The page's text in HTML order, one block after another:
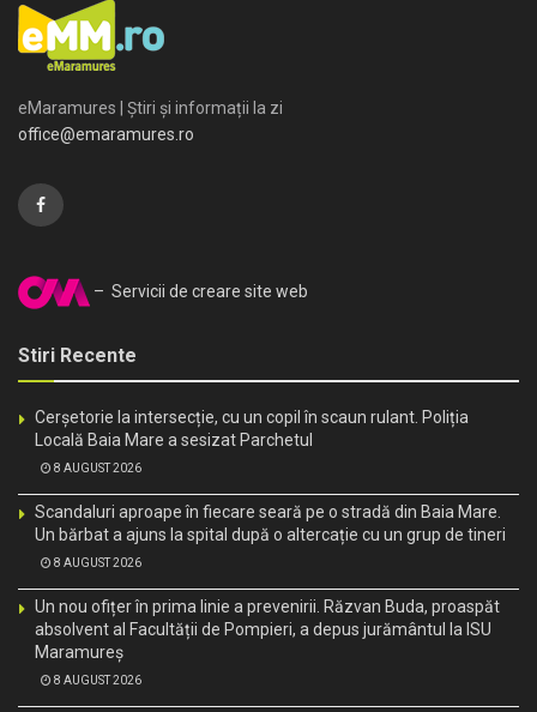
eMaramures | Știri și informații la zi
office@emaramures.ro
– Servicii de creare site web
Stiri Recente
Cerșetorie la intersecție, cu un copil în scaun rulant. Poliția
Locală Baia Mare a sesizat Parchetul
8 AUGUST 2026
Scandaluri aproape în fiecare seară pe o stradă din Baia Mare.
Un bărbat a ajuns la spital după o altercație cu un grup de tineri
8 AUGUST 2026
Un nou ofițer în prima linie a prevenirii. Răzvan Buda, proaspăt
absolvent al Facultății de Pompieri, a depus jurământul la ISU
Maramureș
8 AUGUST 2026